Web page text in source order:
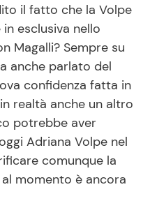
il fatto che la Volpe
esclusiva nello
Magalli? Sempre su
anche parlato del
confidenza fatta in
realtà anche un altro
potrebbe aver
Adriana Volpe nel
comunque la
al momento è ancora